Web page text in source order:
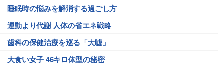
睡眠時の悩みを解消する過ごし方
運動より代謝 人体の省エネ戦略
歯科の保健治療を巡る「大嘘」
大食い女子 46キロ体型の秘密